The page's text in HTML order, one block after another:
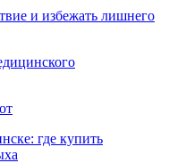
и избежать лишнего
где купить